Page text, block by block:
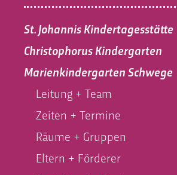
St. Johannis Kindertagesstätte
Christophorus Kindergarten
Marienkindergarten Schwege
Leitung + Team
Zeiten + Termine
Räume + Gruppen
Eltern + Förderer